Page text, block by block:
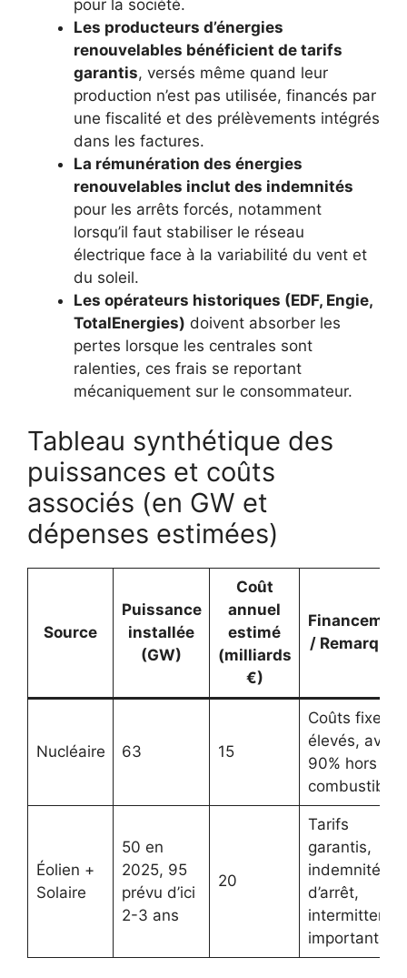
pour la société.
Les producteurs d’énergies
renouvelables bénéficient de tarifs
garantis, versés même quand leur
production n’est pas utilisée, financés par
une fiscalité et des prélèvements intégrés
dans les factures.
La rémunération des énergies
renouvelables inclut des indemnités
pour les arrêts forcés, notamment
lorsqu’il faut stabiliser le réseau
électrique face à la variabilité du vent et
du soleil.
Les opérateurs historiques (EDF, Engie,
TotalEnergies) doivent absorber les
pertes lorsque les centrales sont
ralenties, ces frais se reportant
mécaniquement sur le consommateur.
Tableau synthétique des
puissances et coûts
associés (en GW et
dépenses estimées)
Source
Puissance
installée
(GW)
Coût
annuel
estimé
(milliards
€)
/ Remarques
Nucléaire 63 15
Coûts fixes
élevés, avec
90% hors
combustible
Éolien +
Solaire
50 en
2025, 95
prévu d’ici
2-3 ans
20
Tarifs
garantis,
indemnités
d’arrêt,
intermittence
importante